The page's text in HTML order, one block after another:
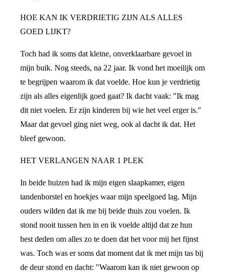
HOE KAN IK VERDRIETIG ZIJN ALS ALLES
GOED LIJKT?
Toch had ik soms dat kleine, onverklaarbare gevoel in
mijn buik. Nog steeds, na 22 jaar. Ik vond het moeilijk om
te begrijpen waarom ik dat voelde. Hoe kun je verdrietig
zijn als alles eigenlijk goed gaat? Ik dacht vaak: "Ik mag
dit niet voelen. Er zijn kinderen bij wie het veel erger is."
Maar dat gevoel ging niet weg, ook al dacht ik dat. Het
bleef gewoon.
HET VERLANGEN NAAR 1 PLEK
In beide huizen had ik mijn eigen slaapkamer, eigen
tandenborstel en hoekjes waar mijn speelgoed lag. Mijn
ouders wilden dat ik me bij beide thuis zou voelen. Ik
stond nooit tussen hen in en ik voelde altijd dat ze hun
best deden om alles zo te doen dat het voor mij het fijnst
was. Toch was er soms dat moment dat ik met mijn tas bij
de deur stond en dacht: "Waarom kan ik niet gewoon op